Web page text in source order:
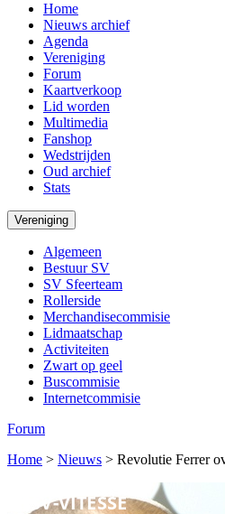
Home
Nieuws archief
Agenda
Vereniging
Forum
Kaartverkoop
Lid worden
Multimedia
Fanshop
Wedstrijden
Oud archief
Stats
Vereniging
Algemeen
Bestuur SV
SV Sfeerteam
Rollerside
Merchandisecommisie
Lidmaatschap
Activiteiten
Zwart op geel
Buscommisie
Internetcommisie
Forum
Home > Nieuws > Revolutie Ferrer